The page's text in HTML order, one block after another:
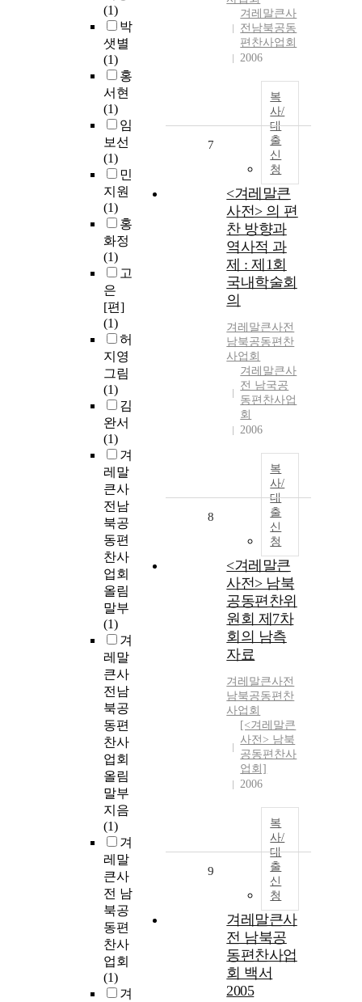
(1)
박
샛별
(1)
홍
서현
(1)
임
보선
(1)
민
지원
(1)
홍
화정
(1)
고
은
[편]
(1)
허
지영
그림
(1)
김
완서
(1)
겨
레말
큰사
전남
북공
동편
찬사
업회
올림
말부
(1)
겨
레말
큰사
전남
북공
동편
찬사
업회
올림
말부
지음
(1)
겨
레말
큰사
전 남
북공
동편
찬사
업회
(1)
겨
겨레말큰사
전남북공동
편찬사업회
2006
복
사/
대
출
신
청
7
<겨레말큰
사전> 의 편
찬 방향과
역사적 과
제 : 제1회
국내학술회
의
겨레말큰사전
남북공동편찬
사업회
겨레말큰사
전 남국공
동편찬사업
회
2006
복
사/
대
출
신
청
8
<겨레말큰
사전> 남북
공동편찬위
원회 제7차
회의 남측
자료
겨레말큰사전
남북공동편찬
사업회
[<겨레말큰
사전> 남북
공동편찬사
업회]
2006
복
사/
대
출
신
청
9
겨레말큰사
전 남북공
동편찬사업
회 백서
2005